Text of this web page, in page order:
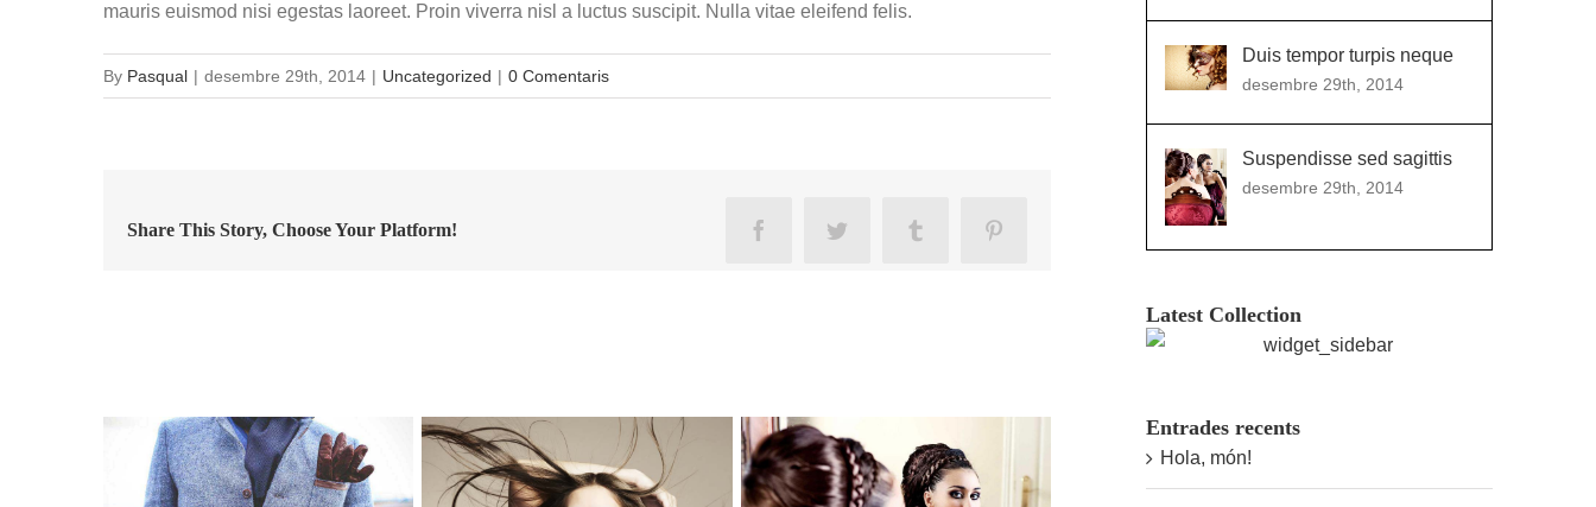
mauris euismod nisi egestas laoreet. Proin viverra nisl a luctus suscipit. Nulla vitae eleifend felis.
By Pasqual | desembre 29th, 2014 | Uncategorized | 0 Comentaris
Share This Story, Choose Your Platform! FacebookTwitter Tumblr Pinterest
Duis tempor turpis neque
desembre 29th, 2014
Suspendisse sed sagittis
desembre 29th, 2014
Latest Collection
Entrades recents
Hola, món!